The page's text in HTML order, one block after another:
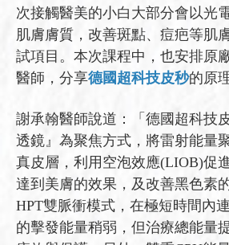
次接觸醫美的小白大部分會以光
肌膚膚質，改善斑點、痘疤等肌
試項目。本次課程中，也安排原
醫師，分享德國超科技皮秒的原
謝承翰醫師說道：「德國超科技
透鏡』為聚焦方式，將雷射能量
真皮層，利用空泡效應(LIOB)促
達到美膚的效果，及改善黑色素
HPT雙脈衝模式，在極短時間內
的擊發能量稍弱，但治療總能量